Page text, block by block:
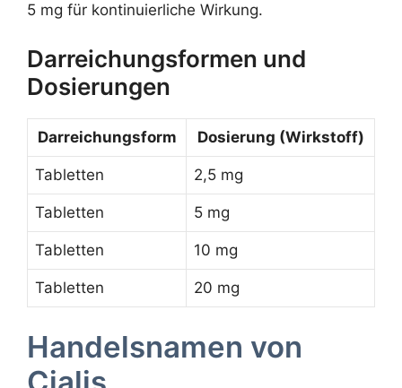
5 mg für kontinuierliche Wirkung.
Darreichungsformen und
Dosierungen
Darreichungsform Dosierung (Wirkstoff)
Tabletten 2,5 mg
Tabletten 5 mg
Tabletten 10 mg
Tabletten 20 mg
Handelsnamen von